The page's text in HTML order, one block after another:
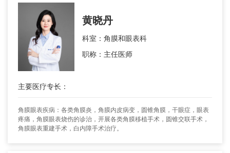
黄晓丹
科室：角膜和眼表科
职称：主任医师
主要医疗专长：
角膜眼表疾病：各类角膜炎，角膜内皮病变，圆锥角膜，干眼症，眼表
疼痛，角膜眼表烧伤的诊治，开展各类角膜移植手术，圆锥交联手术，
角膜眼表重建手术，白内障手术治疗。